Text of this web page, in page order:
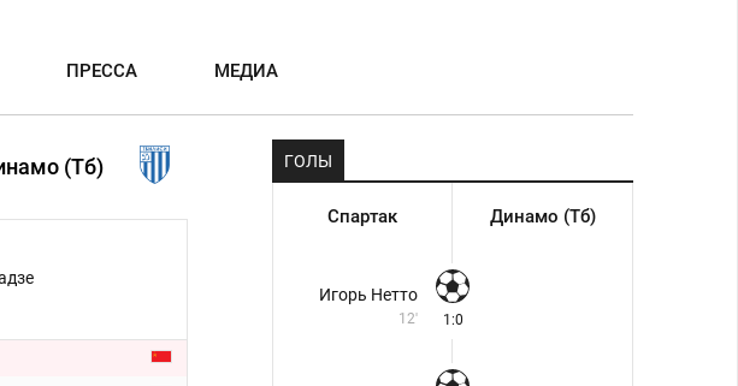
ПРЕССА МЕДИА
(Тб) ГОЛЫ
Спартак Динамо (Тб)
Игорь Нетто
12' 1:0